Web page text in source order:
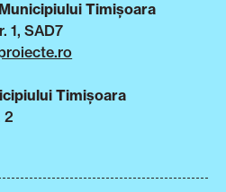
Timișoara
1, SAD7
Timișoara
2